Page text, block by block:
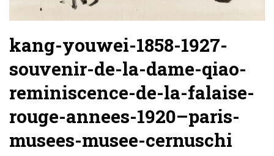
kang-youwei-1858-1927-
souvenir-de-la-dame-qiao-
reminiscence-de-la-falaise-
rouge-annees-1920–paris-
musees-musee-cernuschi